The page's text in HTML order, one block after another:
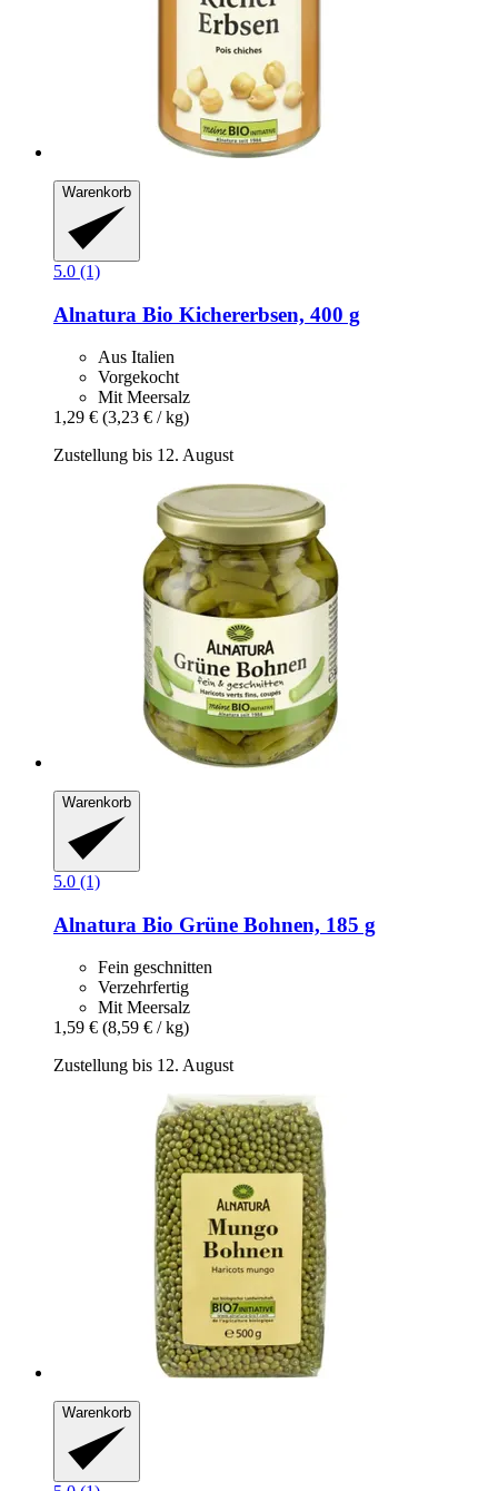
Warenkorb
5.0 (1)
Alnatura Bio Kichererbsen, 400 g
Aus Italien
Vorgekocht
Mit Meersalz
1,29 € (3,23 € / kg)
Zustellung bis 12. August
Warenkorb
5.0 (1)
Alnatura Bio Grüne Bohnen, 185 g
Fein geschnitten
Verzehrfertig
Mit Meersalz
1,59 € (8,59 € / kg)
Zustellung bis 12. August
Warenkorb